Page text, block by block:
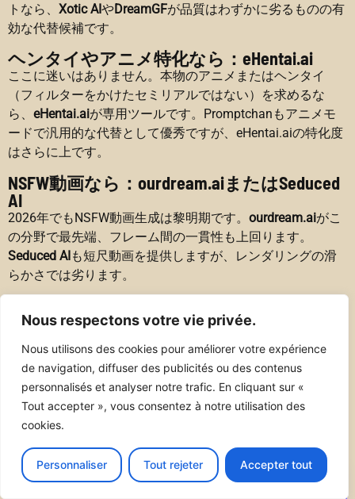
Nous respectons votre vie privée.
Nous utilisons des cookies pour améliorer votre expérience
de navigation, diffuser des publicités ou des contenus
personnalisés et analyser notre trafic. En cliquant sur «
Tout accepter », vous consentez à notre utilisation des
cookies.
Personnaliser Tout rejeter Accepter tout
トなら、 Xotic AIやDreamGFが品質はわずかに劣るものの有
効な代替候補です。
ヘンタイやアニメ特化なら：eHentai.ai
ここに迷いはありません。本物のアニメまたはヘンタイ
（フィルターをかけたセミリアルではない）を求めるな
ら、 eHentai.aiが専用ツールです。Promptchanもアニメモ
ードで汎用的な代替として優秀ですが、eHentai.aiの特化度
はさらに上です。
NSFW動画なら：ourdream.aiまたはSeduced
AI
2026年でもNSFW動画生成は黎明期です。 ourdream.aiがこ
の分野で最先端、フレーム間の一貫性も上回ります。
Seduced AIも短尺動画を提供しますが、レンダリングの滑
らかさでは劣ります。
Promptchan AIまたはeHentai.ai
的な無料プランがあります。eHentai.aiも有料化前に試せる
無料アクセスを提供。試すだけならクレジット制ツールは
避けるのが賢明です。無料プランがすぐ尽き、想定より早
く課金することになります。